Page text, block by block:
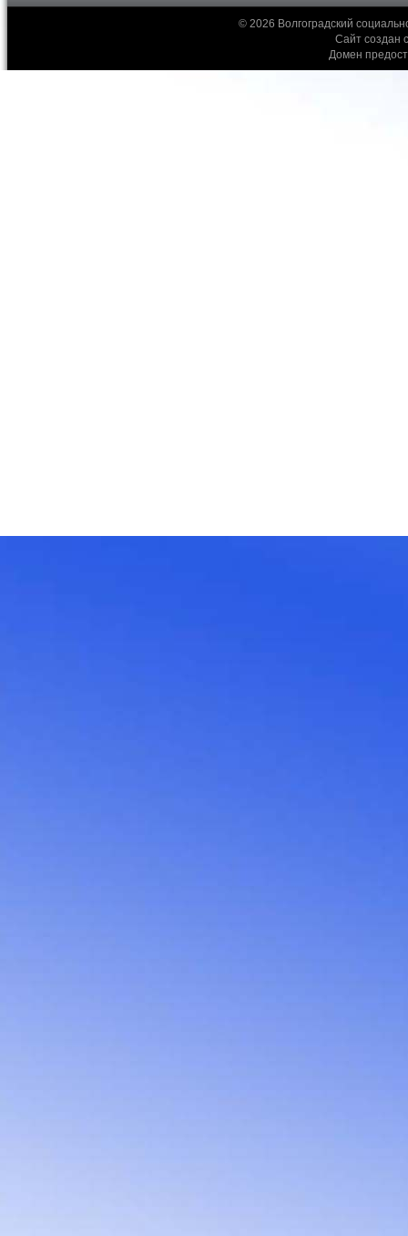
© 2026 Волгоградский
Сайт создан
Домен